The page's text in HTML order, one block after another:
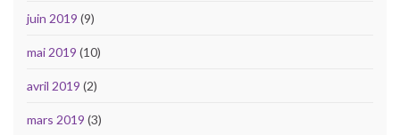
juin 2019 (9)
mai 2019 (10)
avril 2019 (2)
mars 2019 (3)